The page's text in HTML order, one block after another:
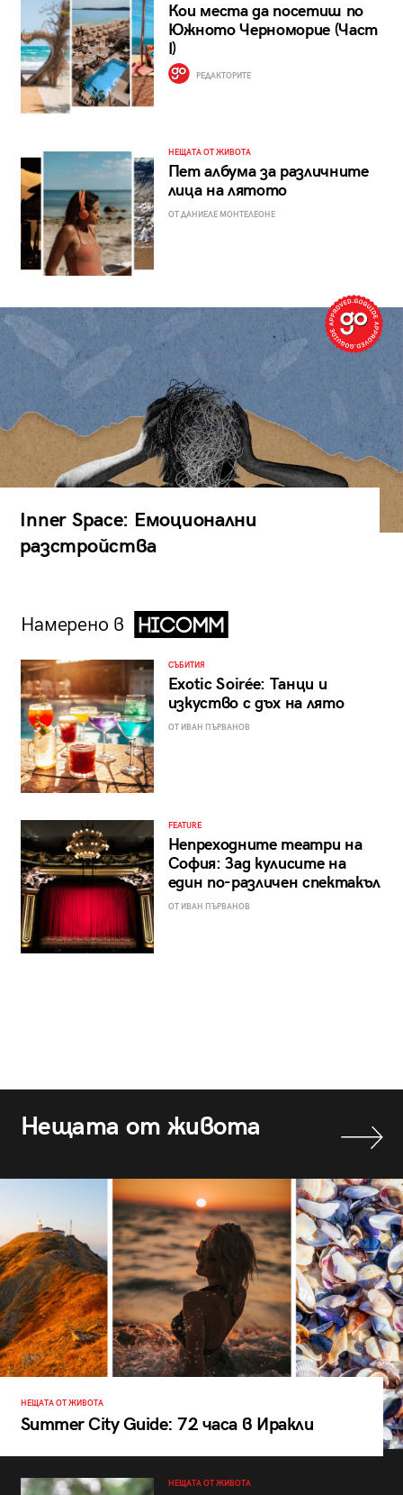
Кои места да посетиш по
Южното Черноморие (Част
I)
РЕДАКТОРИТЕ
НЕЩАТА ОТ ЖИВОТА
Пет албума за различните
лица на лятото
ОТ ДАНИЕЛЕ МОНТЕЛЕОНЕ
Inner Space: Емоционални
разстройства
Намерено в
СЪБИТИЯ
Exotic Soirée: Танци и
изкуство с дъх на лято
ОТ ИВАН ПЪРВАНОВ
FEATURE
Непреходните театри на
София: Зад кулисите на
един по-различен спектакъл
ОТ ИВАН ПЪРВАНОВ
Нещата от живота
НЕЩАТА ОТ ЖИВОТА
Summer City Guide: 72 часа в Иракли
НЕЩАТА ОТ ЖИВОТА